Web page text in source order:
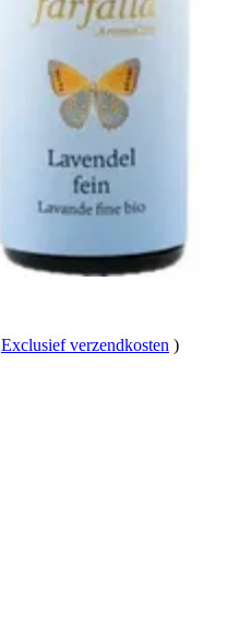
Exclusief verzendkosten )